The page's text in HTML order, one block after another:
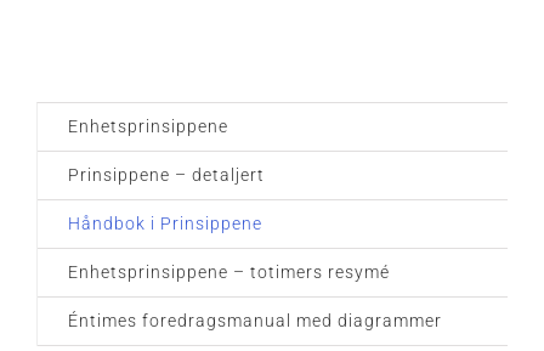
Enhetsprinsippene
Prinsippene – detaljert
Håndbok i Prinsippene
Enhetsprinsippene – totimers resymé
Éntimes foredragsmanual med diagrammer